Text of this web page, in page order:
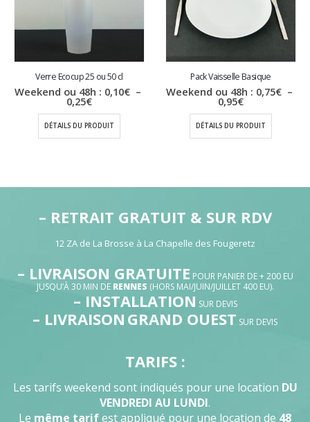
Verre Ecocup 25 ou 50 cl
Weekend ou 48h : 0,10€ –
0,25€Plage
de
prix :
0,10€
à
DÉTAILS DU PRODUIT
Pack Vaisselle Basique
Weekend ou 48h : 0,75€ –
0,95€Plage
de
prix :
0,75€
à
DÉTAILS DU PRODUIT
– RETRAIT GRATUIT & SUR RDV
12 ZA de La Brosse à La Chapelle des Fougeretz
– LIVRAISON GRATUITE POUR PANIER DE + 200 EU
JUSQU’À 30 MIN DE RENNES (HORS MAI/JUIN/JUILLET 400 EU).
– INSTALLATION SUR DEVIS
– LIVRAISON GRAND OUEST SUR DEVIS
TARIFS :
Les tarifs weekend sont indiqués pour une location DU
VENDREDI AU LUNDI.
Le même tarifest appliqué pour une location de 48